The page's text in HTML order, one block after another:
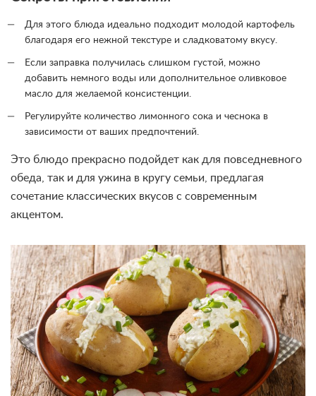
Для этого блюда идеально подходит молодой картофель
благодаря его нежной текстуре и сладковатому вкусу.
Если заправка получилась слишком густой, можно
добавить немного воды или дополнительное оливковое
масло для желаемой консистенции.
Регулируйте количество лимонного сока и чеснока в
зависимости от ваших предпочтений.
Это блюдо прекрасно подойдет как для повседневного
обеда, так и для ужина в кругу семьи, предлагая
сочетание классических вкусов с современным
акцентом.